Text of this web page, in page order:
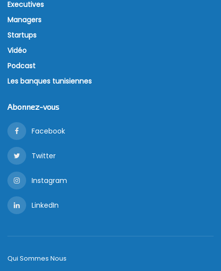
Executives
Managers
Startups
Vidéo
Podcast
Les banques tunisiennes
Abonnez-vous
Facebook
Twitter
Instagram
LinkedIn
Qui Sommes Nous